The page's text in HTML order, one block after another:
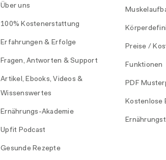
Über uns
100% Kostenerstattung
Erfahrungen & Erfolge
Fragen, Antworten & Support
Artikel, Ebooks, Videos &
Wissenswertes
Ernährungs-Akademie
Upfit Podcast
Gesunde Rezepte
Preise /
Funktionen
PDF
Kostenlose